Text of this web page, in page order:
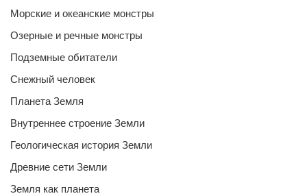
Морские и океанские монстры
Озерные и речные монстры
Подземные обитатели
Снежный человек
Планета Земля
Внутреннее строение Земли
Геологическая история Земли
Древние сети Земли
Земля как планета